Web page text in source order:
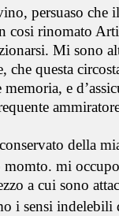
persuaso che
cosi rinomato
Mi sono
questa
e
della
momto. mi
a cui sono
i sensi indelebili